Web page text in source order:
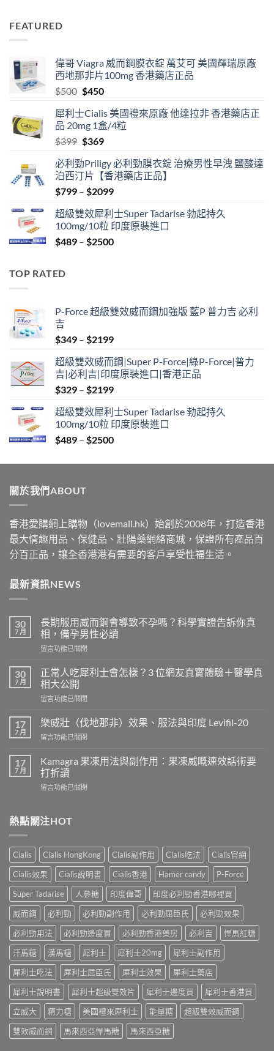
FEATURED
偉哥 Viagra 威而鋼膜衣錠 萬艾可 美國輝瑞原廠
西地那非片100mg 香港藥店正品
$500 Original
was:
$500.
$450Current
is:
$450.
犀利士Cialis 美國禮來原廠 他達拉非 香港藥店正
品 20mg 1盒/4粒
$399 Original
was:
$399.
$369Current
is:
$369.
必利勁Priligy 必利勁膜衣錠 治療男性早洩 鹽酸達
泊西汀片【香港藥店正品】
$799 – $2099Price
$799
through
$2099
超級雙效犀利士Super Tadarise 勃起持久
100mg/10粒 印度原裝進口
$489 – $2500Price
TOP RATED
P-Force 超級雙效威而鋼加強版 藍P 普力吉 必利
吉
$349 – $2199Price
$349
through
$2199
超級雙效威而鋼|Super P-Force|綠P-Force|普力
吉|必利吉|印度原裝進口|香港正品
$329 – $2199Price
$329
through
$2199
超級雙效犀利士Super Tadarise 勃起持久
100mg/10粒 印度原裝進口
$489 – $2500Price
$489
關於我們ABOUT
香港愛購網上購物（lovemall.hk）始創於2008年，打造香港
最大情趣用品、保健品、壯陽藥網絡商城，保證所有產品百
分百正品，讓全香港港有需要的客戶享受性福生活。
最新資訊NEWS
30
7 月
長期服用威而鋼會導致不孕嗎？科學實證告訴你真
相，備孕男性必讀
在
期
服
用
威
鋼
導
不
孕
嗎？
科
實
證
訴
你
真
相，
備
孕
男
必
讀〉
留言功能已關閉
30
7 月
正常人吃犀利士會怎樣？3 位網友真實體驗＋醫學真
相大公開
在
常
人
吃
利
士
怎
位
真
實
體
驗
＋
醫
真
相
大
公
開〉
中
留言功能已關閉
17
7 月
樂威壯（伐地那非）效果、服法與印度 Levifil-20
在
威
壯
（伐
地
效
法
與
印
度
Levifil-
20〉
留言功能已關閉
17
7 月
Kamagra 果凍用法與副作用：果凍威嘅速效話術要
打折讀
在
凍
用
與
副
作
用：
果
凍
嘅
速
效
術
要
打
折
讀〉
留言功能已關閉
熱點關注HOT
Cialis Cialis HongKong Cialis副作用 Cialis吃法
Cialis官網
Cialis效果
Cialis說明書 Cialis香港 Hamer candy
P-Force
Super Tadarise
人參糖 印度偉哥
印度必利勁香港哪裡買
威而鋼
必利勁 必利勁副作用 必利勁屈臣氏
必利勁效果
必利勁用法
必利勁邊度買 必利勁香港藥房 必利吉
悍馬紅糖
汗馬糖
漢馬糖 犀利士 犀利士20mg
犀利士副作用
犀利士吃法
犀利士屈臣氏 犀利士效果
犀利士藥店
犀利士說明書
犀利士超級雙效片 犀利士邊度買
犀利士香港買
立威大
精力糖 美國禮來犀利士 能量糖
超級雙效威而鋼
雙效威而鋼
馬來西亞悍馬糖 馬來西亞糖